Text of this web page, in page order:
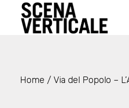
Home Via del Popolo –